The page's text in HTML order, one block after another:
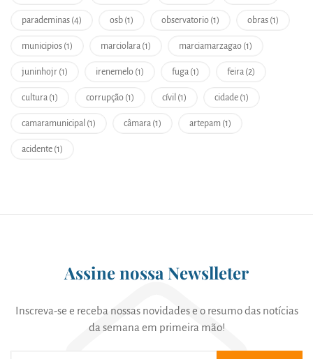
parademinas (4) osb (1) observatorio (1) obras (1)
municipios (1) marciolara (1) marciamarzagao (1)
juninhojr (1) irenemelo (1) fuga (1) feira (2)
cultura (1) corrupção (1) cívil (1) cidade (1)
camaramunicipal (1) câmara (1) artepam (1)
acidente (1)
Assine nossa Newslleter
Inscreva-se e receba nossas novidades e o resumo das notícias
da semana em primeira mão!